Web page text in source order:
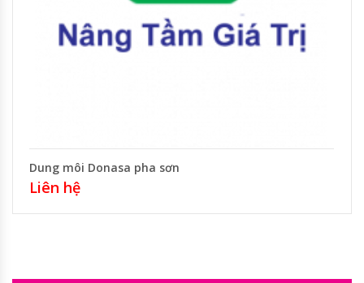
Dung môi Donasa pha sơn
Liên hệ